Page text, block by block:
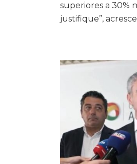
superiores a 30%
justifique”,